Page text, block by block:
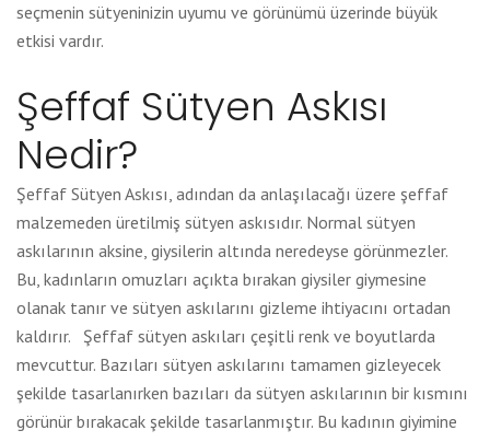
seçmenin sütyeninizin uyumu ve görünümü üzerinde büyük
etkisi vardır.
Şeffaf Sütyen Askısı
Nedir?
Şeffaf Sütyen Askısı, adından da anlaşılacağı üzere şeffaf
malzemeden üretilmiş sütyen askısıdır. Normal sütyen
askılarının aksine, giysilerin altında neredeyse görünmezler.
Bu, kadınların omuzları açıkta bırakan giysiler giymesine
olanak tanır ve sütyen askılarını gizleme ihtiyacını ortadan
kaldırır. Şeffaf sütyen askıları çeşitli renk ve boyutlarda
mevcuttur. Bazıları sütyen askılarını tamamen gizleyecek
şekilde tasarlanırken bazıları da sütyen askılarının bir kısmını
görünür bırakacak şekilde tasarlanmıştır. Bu kadının giyimine